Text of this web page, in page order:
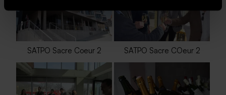
SATPO Sacre Coeur 2 SATPO Sacre COeur 2